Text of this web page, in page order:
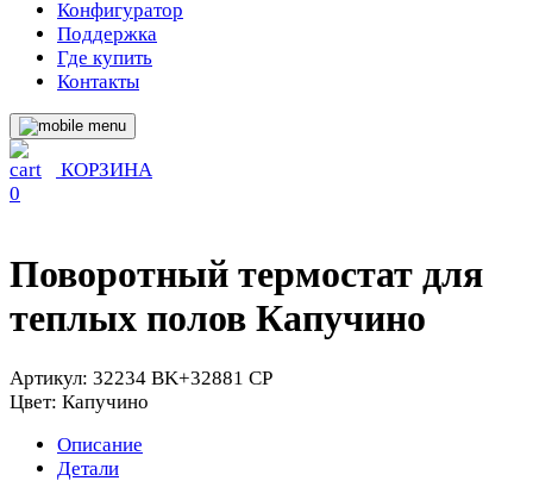
Конфигуратор
Поддержка
Где купить
Контакты
КОРЗИНА
0
Поворотный термостат для
теплых полов Капучино
Артикул: 32234 BK+32881 CP
Цвет: Капучино
Описание
Детали